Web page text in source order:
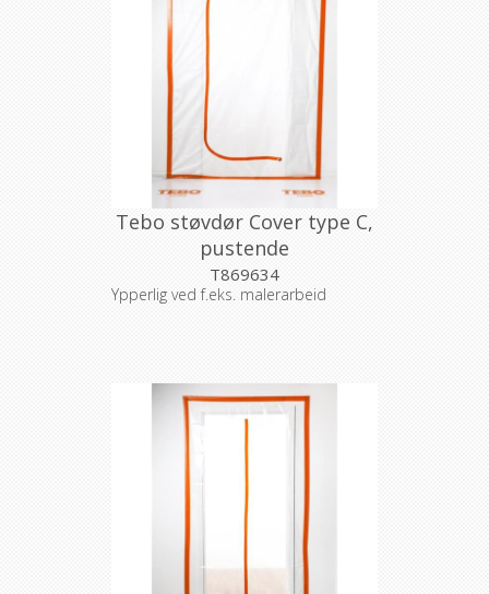
Tebo støvdør Cover type C,
pustende
T869634
Ypperlig ved f.eks. malerarbeid